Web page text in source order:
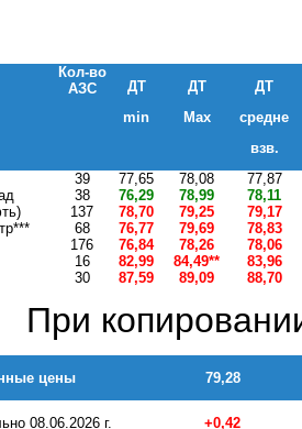
Кол-во
АЗС
ДТ
min
ДТ
Max
ДТ
средне
взв.
39 77,65 78,08
77,87
38 76,29 78,99
78,11
137 78,70 79,25
79,17
68 76,77 79,69
78,83
176 76,84 78,26
78,06
16 82,99 84,49**
83,96
30 87,59 89,09 88,70
При
цены 79,28
08.06.2026 г. +0,42